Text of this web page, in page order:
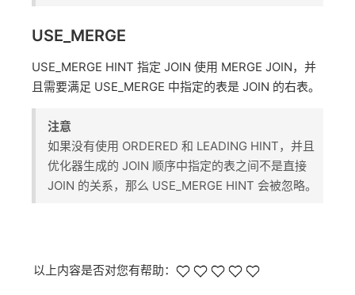
USE_MERGE
USE_MERGE HINT 指定 JOIN 使用 MERGE JOIN，并
且需要满足 USE_MERGE 中指定的表是 JOIN 的右表。
注意
如果没有使用 ORDERED 和 LEADING HINT，并且
优化器生成的 JOIN 顺序中指定的表之间不是直接
JOIN 的关系，那么 USE_MERGE HINT 会被忽略。
以上内容是否对您有帮助：